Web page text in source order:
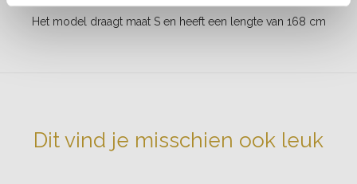
Het model draagt maat S en heeft een lengte van 168 cm
Dit vind je misschien ook leuk